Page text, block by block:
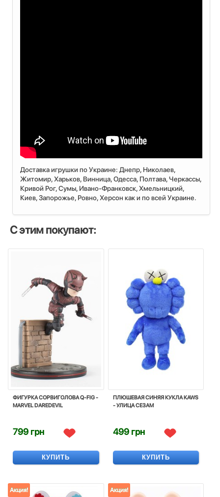
Доставка игрушки по Украине: Днепр, Николаев,
Житомир, Харьков, Винница, Одесса, Полтава, Черкассы,
Кривой Рог, Сумы, Ивано-Франковск, Хмельницкий,
Киев, Запорожье, Ровно, Херсон как и по всей Украине.
С этим покупают:
ФИГУРКА СОРВИГОЛОВА Q-FIG -
MARVEL DAREDEVIL
799 грн
КУПИТЬ
ПЛЮШЕВАЯ СИНЯЯ КУКЛА KAWS
- УЛИЦА СЕЗАМ
499 грн
КУПИТЬ
Акция! Акция!